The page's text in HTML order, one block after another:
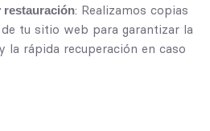
restauración: Realizamos copias
tu sitio web para garantizar la
la rápida recuperación en caso